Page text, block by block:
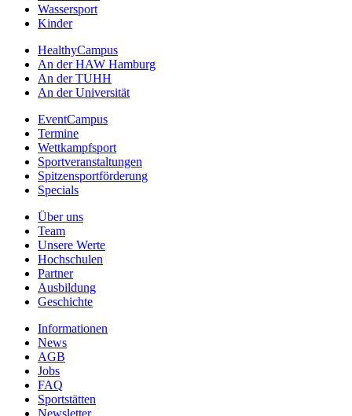
Wassersport
Kinder
HealthyCampus
An der HAW Hamburg
An der TUHH
An der Universität
EventCampus
Termine
Wettkampfsport
Sportveranstaltungen
Spitzensportförderung
Specials
Über uns
Team
Unsere Werte
Hochschulen
Partner
Ausbildung
Geschichte
Informationen
News
AGB
Jobs
FAQ
Sportstätten
Newsletter